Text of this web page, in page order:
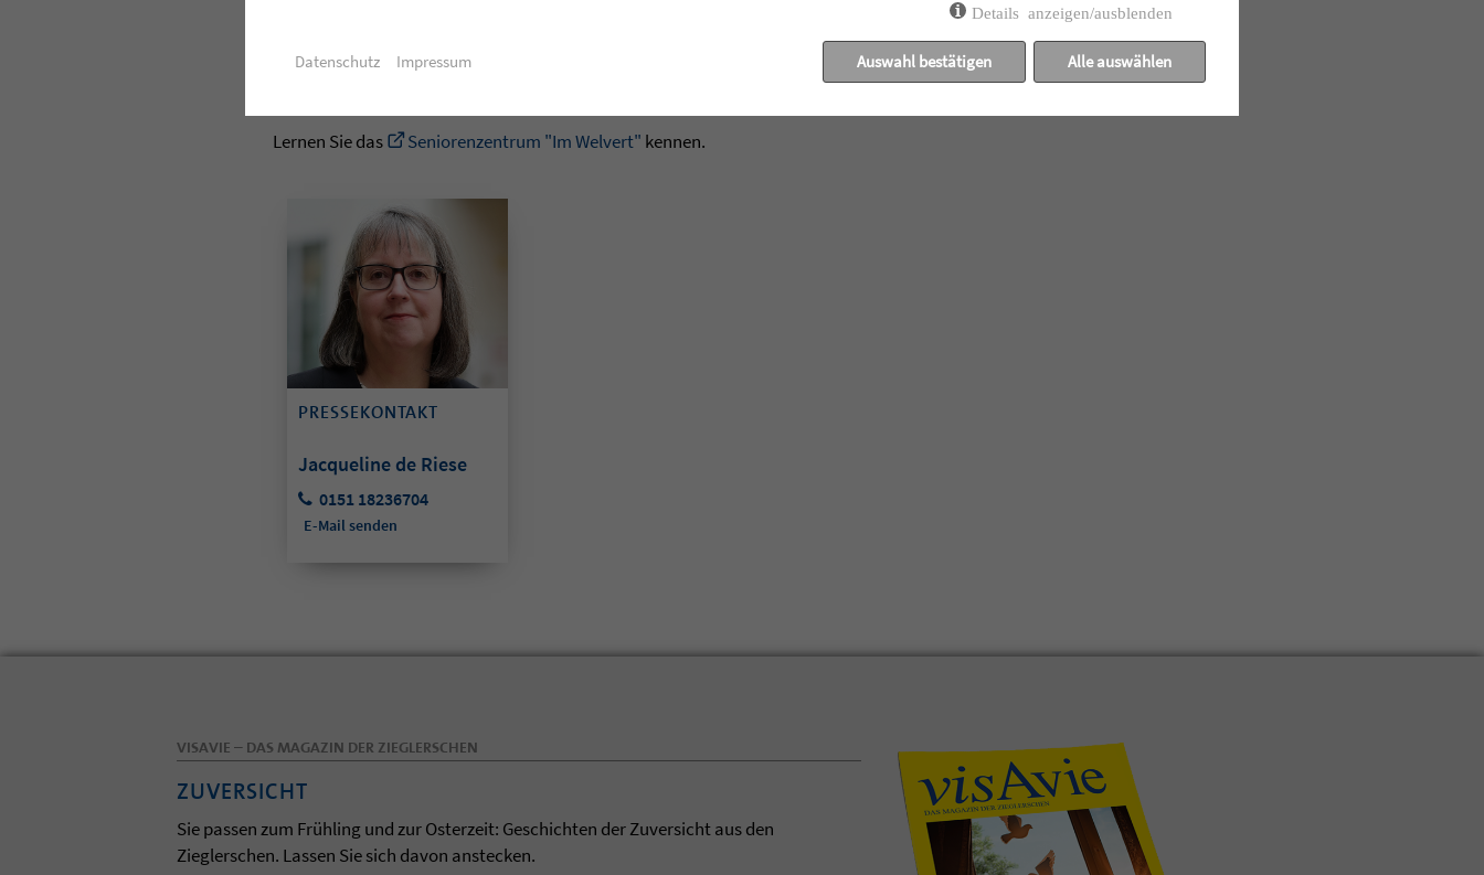
Braun. Sie sei dankbar für den fachlichen Dialog mit den Vertretern der Zieglerschen. „Gern nehme ich auch die Bedenken
und Anregungen aus der Praxis mit in die weiteren parlamentarischen Besprechungen“, sagte sie abschließend.
Lernen Sie das Seniorenzentrum "Im Welvert" kennen.
PRESSEKONTAKT
Jacqueline de Riese
0151 18236704
E-Mail senden
VISAVIE – DAS MAGAZIN DER ZIEGLERSCHEN
ZUVERSICHT
Sie passen zum Frühling und zur Osterzeit: Geschichten der Zuversicht aus den
Zieglerschen. Lassen Sie sich davon anstecken.
Details anzeigen/ausblenden
Auswahl bestätigen Alle auswählen
Datenschutz Impressum